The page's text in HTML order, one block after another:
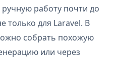
работу почти до
только для Laravel. В
собрать похожую
или через